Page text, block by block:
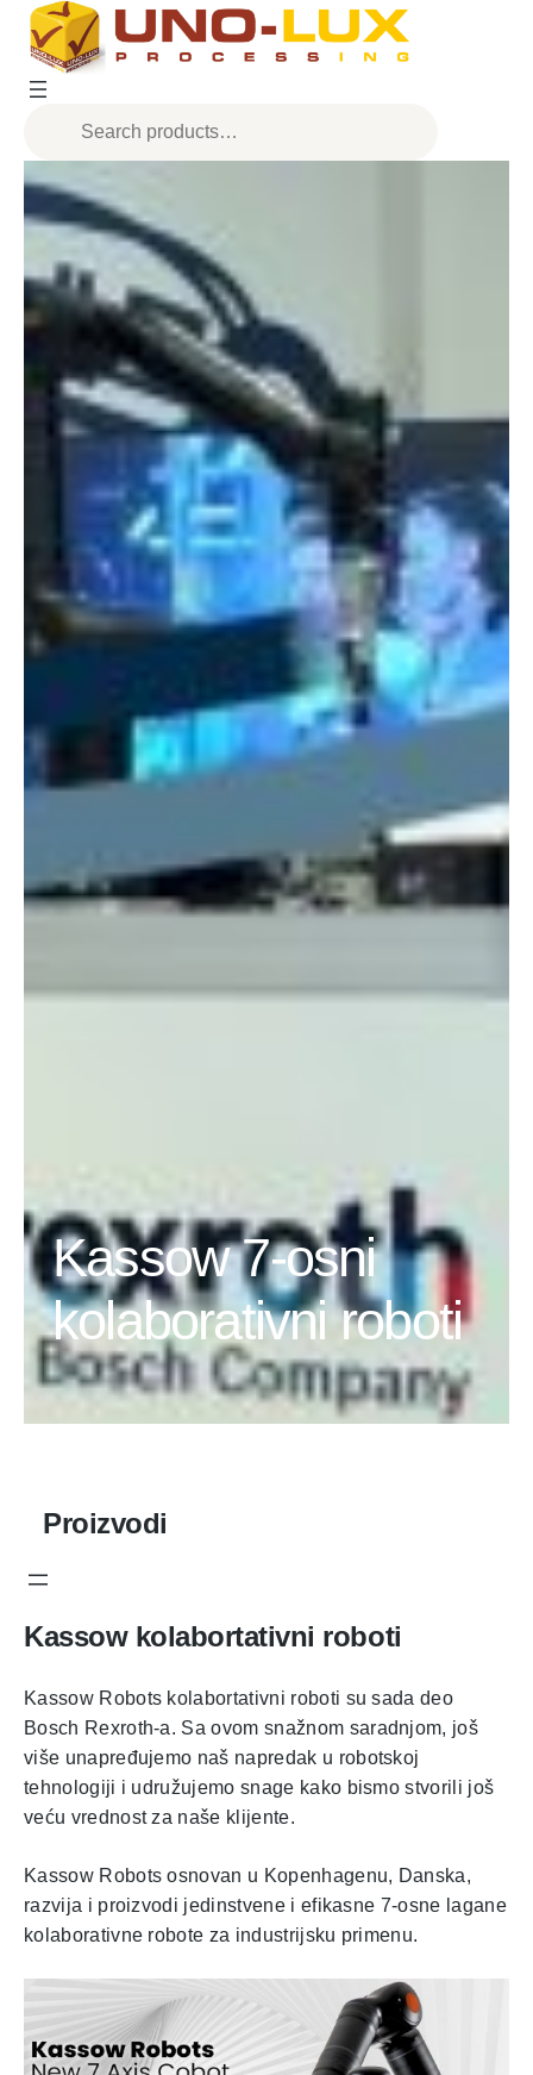
Kassow 7-osni
kolaborativni roboti
Proizvodi
Kassow kolabortativni roboti
Kassow Robots kolabortativni roboti su sada deo
Bosch Rexroth-a. Sa ovom snažnom saradnjom, još
više unapređujemo naš napredak u robotskoj
tehnologiji i udružujemo snage kako bismo stvorili još
veću vrednost za naše klijente.
Kassow Robots osnovan u Kopenhagenu, Danska,
razvija i proizvodi jedinstvene i efikasne 7-osne lagane
kolaborativne robote za industrijsku primenu.